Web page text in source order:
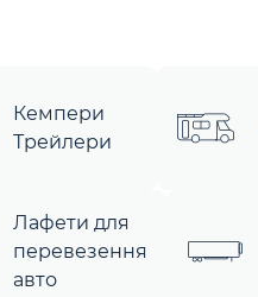
Кемпери
Трейлери
Лафети для
перевезення
авто